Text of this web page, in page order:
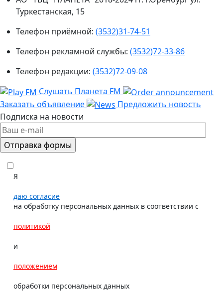
Туркестанская, 15
Телефон приёмной: (3532)31-74-51
Телефон рекламной службы: (3532)72-33-86
Телефон редакции: (3532)72-09-08
Слушать Планета FM
Заказать объявление
Предложить новость
Подписка на новости
Я
даю согласие
на обработку персональных данных в соответствии с
политикой
и
положением
обработки персональных данных